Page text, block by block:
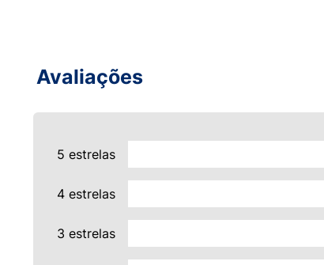
Avaliações
5 estrelas
4 estrelas
3 estrelas